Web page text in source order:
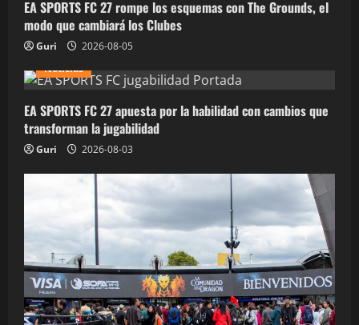
EA SPORTS FC 27 rompe los esquemas con The Grounds, el
modo que cambiará los Clubes
Guri
2026-08-05
Noticias
EA SPORTS FC 27 apuesta por la habilidad con cambios que
transforman la jugabilidad
Guri 2026-08-03